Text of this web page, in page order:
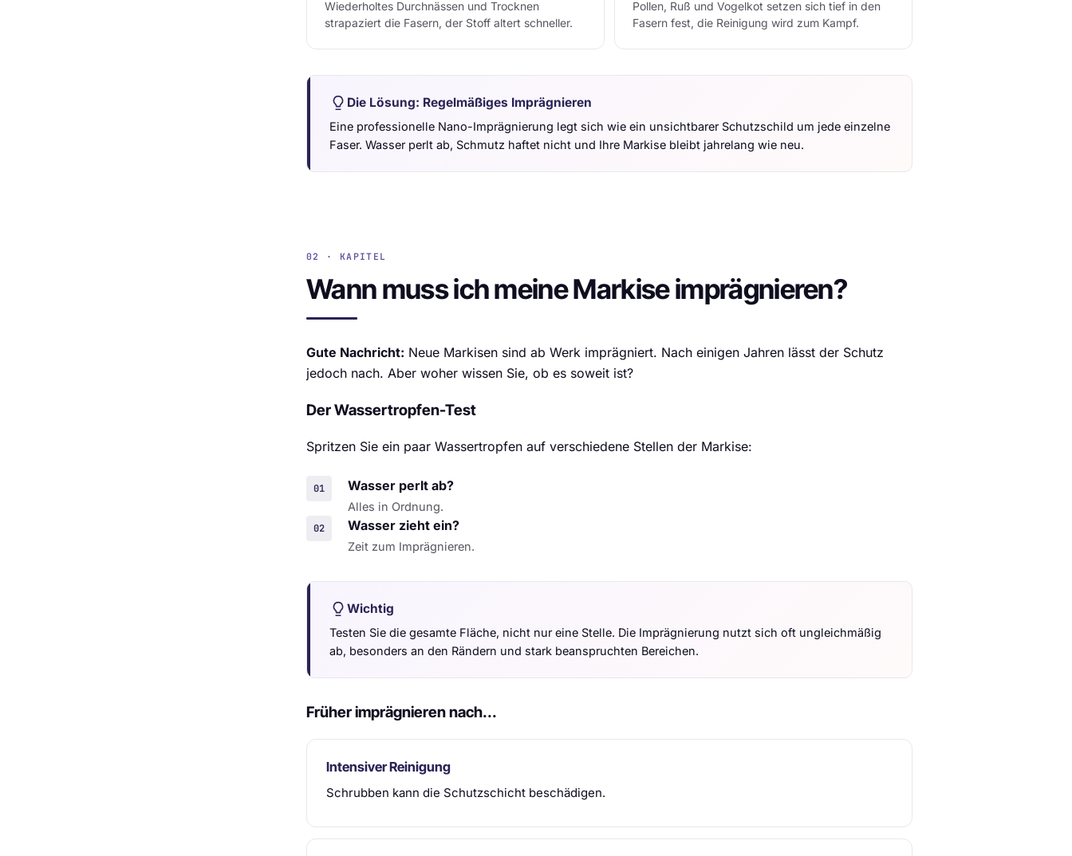
Wiederholtes Durchnässen und Trocknen
strapaziert die Fasern, der Stoff altert schneller.
Pollen, Ruß und Vogelkot setzen sich tief in den
Fasern fest, die Reinigung wird zum Kampf.
Die Lösung: Regelmäßiges Imprägnieren
Eine professionelle Nano-Imprägnierung legt sich wie ein unsichtbarer Schutzschild um jede einzelne
Faser. Wasser perlt ab, Schmutz haftet nicht und Ihre Markise bleibt jahrelang wie neu.
02 · KAPITEL
Wann muss ich meine Markise imprägnieren?
Gute Nachricht: Neue Markisen sind ab Werk imprägniert. Nach einigen Jahren lässt der Schutz
jedoch nach. Aber woher wissen Sie, ob es soweit ist?
Der Wassertropfen-Test
Spritzen Sie ein paar Wassertropfen auf verschiedene Stellen der Markise:
Wasser perlt ab?
Alles in Ordnung.
Wasser zieht ein?
Zeit zum Imprägnieren.
Wichtig
Testen Sie die gesamte Fläche, nicht nur eine Stelle. Die Imprägnierung nutzt sich oft ungleichmäßig
ab, besonders an den Rändern und stark beanspruchten Bereichen.
Früher imprägnieren nach...
Intensiver Reinigung
Schrubben kann die Schutzschicht beschädigen.